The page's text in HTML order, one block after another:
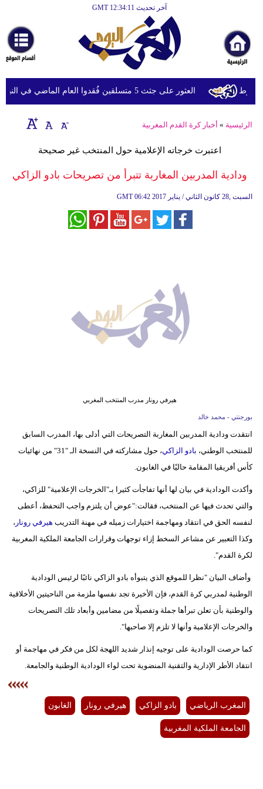
آخر تحديث GMT 12:34:11
أخبارعاجلة
رياضة
ثقافة
إقتصاد
أزياء
مرأة
علوم
وتكنولوجيا
مدوَّنات
سيارات
العثور على جثث 5 متسلقين فُقدوا العام الماضي في النيبال
الرئيسية » أخبار كرة القدم المغربية
اعتبرت خرجاته الإعلامية حول المنتخب غير صحيحة
ودادية المدربين المغاربة تتبرأ من تصريحات بادو الزاكي
GMT 06:42 2017 السبت ,28 كانون الثاني / يناير
هيرفي رونار مدرب المنتخب المغربي
بورجنتي - محمد خالد
انتقدت ودادية المدربين المغاربة التصريحات التي أدلى بها، المدرب السابق
للمنتخب الوطني، بادو الزاكي
، حول مشاركته في النسخة الـ "31" من نهائيات
كأس أفريقيا المقامة حاليًا في الغابون.
وأكدت الودادية في بيان لها أنها تفاجأت كثيرا بـ"الخرجات الإعلامية" للزاكي،
والتي تحدث فيها عن المنتخب، فقالت:"عوض أن يلتزم واجب التحفظ، أعطى
لنفسه الحق في انتقاد ومهاجمة اختيارات زميله في مهنة التدريب هيرفي رونار ،
وكذا التعبير عن مشاعر السخط إزاء توجهات وقرارات الجامعة الملكية المغربية
لكرة القدم".
وأضاف البيان "نظرا للموقع الذي يتبوأه بادو الزاكي نائبًا لرئيس الودادية
الوطنية لمدربي كرة القدم، فإن الأخيرة تجد نفسها ملزمة من الناحيتين الأخلاقية
والوطنية بأن تعلن تبرأها جملة وتفصيلًا من مضامين وأبعاد تلك التصريحات
والخرجات الإعلامية وأنها لا تلزم إلا صاحبها".
كما حرصت الودادية على توجيه إنذار شديد اللهجة لكل من فكر في مهاجمة أو
انتقاد الأطر الإدارية والتقنية المنضوية تحت لواء الودادية الوطنية والجامعة.
المغرب الرياضي بادو الزاكي هيرفي رونار الغابون
الجامعة الملكية المغربية